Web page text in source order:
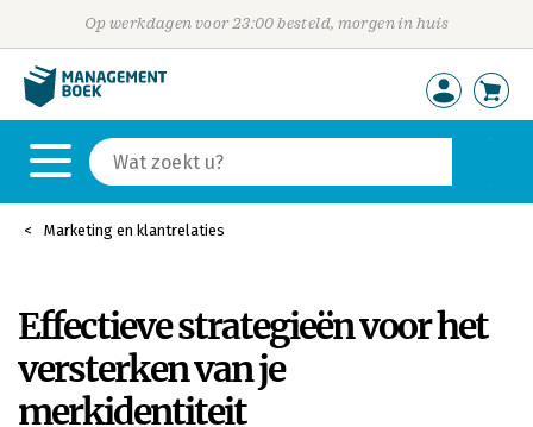
Op werkdagen voor 23:00 besteld, morgen in huis
Marketing en klantrelaties
Effectieve strategieën voor het
versterken van je
merkidentiteit